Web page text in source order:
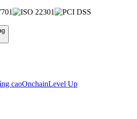
caoOnchainLevel Up